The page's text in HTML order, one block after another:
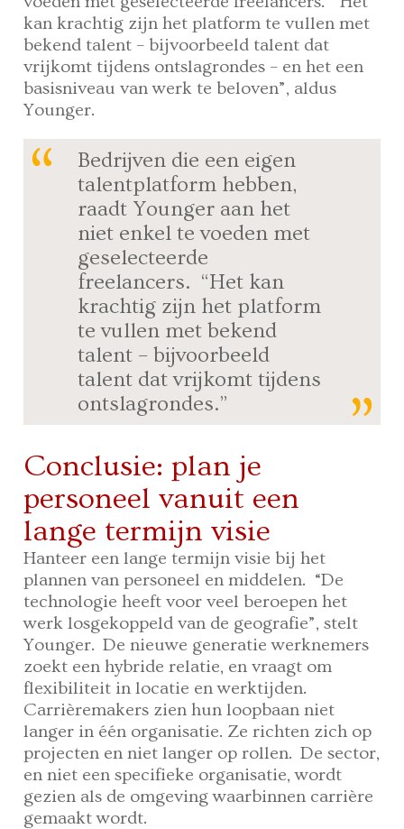
kan krachtig zijn het platform te vullen met
bekend talent – bijvoorbeeld talent dat
vrijkomt tijdens ontslagrondes – en het een
basisniveau van werk te beloven”, aldus
Younger.
Bedrijven die een eigen
talentplatform hebben,
raadt Younger aan het
niet enkel te voeden met
geselecteerde
freelancers. “Het kan
krachtig zijn het platform
te vullen met bekend
talent – bijvoorbeeld
talent dat vrijkomt tijdens
ontslagrondes.”
Conclusie: plan je
personeel vanuit een
lange termijn visie
Hanteer een lange termijn visie bij het
plannen van personeel en middelen. “De
technologie heeft voor veel beroepen het
werk losgekoppeld van de geografie”, stelt
Younger. De nieuwe generatie werknemers
zoekt een hybride relatie, en vraagt om
flexibiliteit in locatie en werktijden.
Carrièremakers zien hun loopbaan niet
langer in één organisatie. Ze richten zich op
projecten en niet langer op rollen. De sector,
en niet een specifieke organisatie, wordt
gezien als de omgeving waarbinnen carrière
gemaakt wordt.